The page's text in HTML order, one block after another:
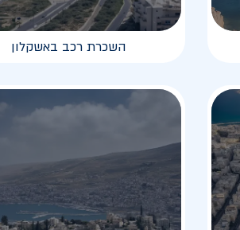
השכרת רכב באשקלון